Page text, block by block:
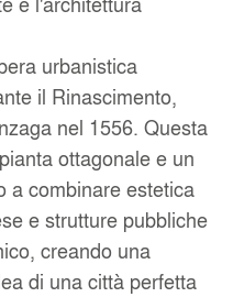
urbanistica
il Rinascimento,
nel 1556. Questa
ottagonale e un
a combinare estetica
e strutture pubbliche
creando una
di una città perfetta